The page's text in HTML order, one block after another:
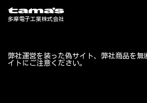
弊社運営を装った偽サイト、弊社商品を無
イトにご注意ください。